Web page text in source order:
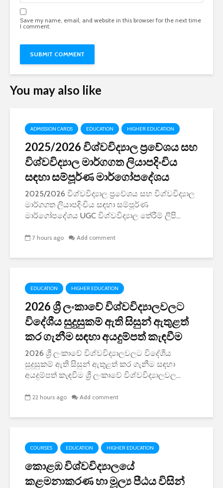
Save my name, email, and website in this browser for the next time
I comment.
You may also like
ADMISSION CARDS EDUCATION HIGHER EDUCATION
2025/2026 විශ්වවිද්‍යාල ප්‍රවේශය සහ
විශ්වවිද්‍යාල මාර්ගගත ලියාපදිංචිය
සඳහා සම්පූර්ණ මාර්ගෝපදේශය
2025/2026 විශ්වවිද්‍යාල ප්‍රවේශය සහ විශ්වවිද්‍යාල
මාර්ගගත ලියාපදිංචිය සඳහා සම්පූර්ණ
මාර්ගෝපදේශය UGC විශ්වවිද්‍යාල තේරීම් ලිපි...
7 hours ago Add comment
EDUCATION HIGHER EDUCATION
2026 ශ්‍රී ලංකාවේ විශ්වවිද්‍යාලවලට
විදේශීය සුදුසුකම් ඇති සිසුන් ඇතුළත්
කර ගැනීම සඳහා අයදුම්පත් කැඳවීම
2026 ශ්‍රී ලංකාවේ විශ්වවිද්‍යාලවලට විදේශීය
සුදුසුකම් ඇති සිසුන් ඇතුළත් කර ගැනීම සඳහා
අයදුම්පත් කැඳවීම ශ්‍රී ලංකාවේ විශ්වවිද්‍යාලවල...
22 hours ago Add comment
COURSES EDUCATION HIGHER EDUCATION
කොළඹ විශ්වවිද්‍යාලයේ
කළමනාකරණ හා මූල්‍ය පීඨය විසින්